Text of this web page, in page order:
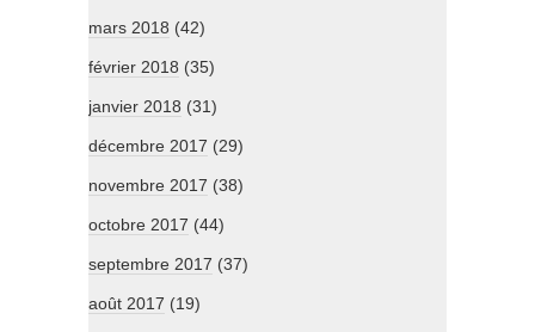
mars 2018 (42)
février 2018 (35)
janvier 2018 (31)
décembre 2017 (29)
novembre 2017 (38)
octobre 2017 (44)
septembre 2017 (37)
août 2017 (19)